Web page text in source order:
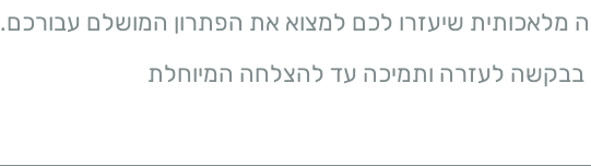
מלאכותית שיעזרו לכם למצוא את הפתרון המושלם עבורכם.
לעזרה ותמיכה עד להצלחה המיוחלת